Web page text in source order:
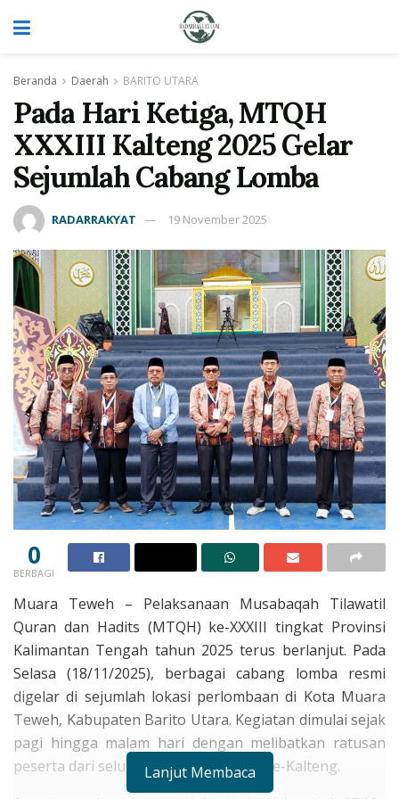
Beranda Daerah BARITO UTARA
Pada Hari Ketiga, MTQH
XXXIII Kalteng 2025 Gelar
Sejumlah Cabang Lomba
RADARRAKYAT 19 November 2025
0
BERBAGI
Muara Teweh – Pelaksanaan Musabaqah Tilawatil
Quran dan Hadits (MTQH) ke-XXXIII tingkat Provinsi
Kalimantan Tengah tahun 2025 terus berlanjut. Pada
Selasa (18/11/2025), berbagai cabang lomba resmi
digelar di sejumlah lokasi perlombaan di Kota Muara
Teweh, Kabupaten Barito Utara. Kegiatan dimulai sejak
pagi hingga malam hari dengan melibatkan ratusan
peserta dari seluruh kabupaten/kota se-Kalteng.
Lanjut Membaca